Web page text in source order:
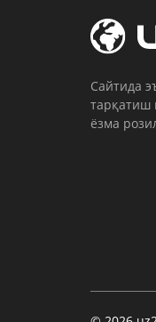
Cайтида
тарқатиш
ёзма